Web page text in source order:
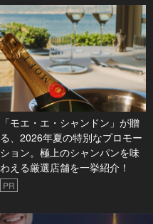
「モエ・エ・シャンドン」が贈
る、2026年夏の特別なプロモー
ション。極上のシャンパンを味
わえる厳選店舗を一挙紹介！
PR